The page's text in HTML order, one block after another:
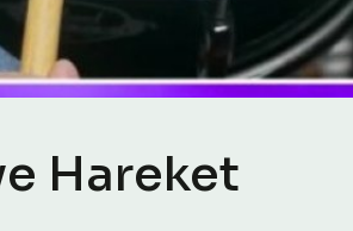
Hareket